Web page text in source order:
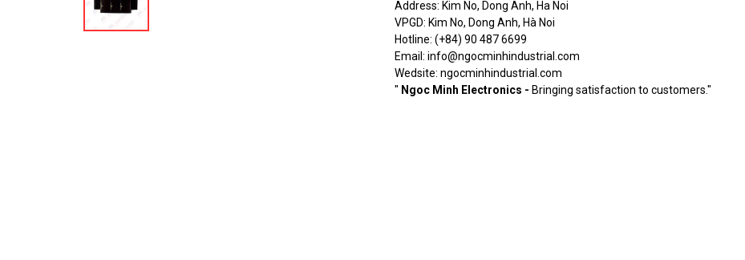
Address: Kim No, Dong Anh, Ha Noi
VPGD: Kim No, Dong Anh, Hà Noi
Hotline: (+84) 90 487 6699
Email: info@ngocminhindustrial.com
Wedsite: ngocminhindustrial.com
" Ngoc Minh Electronics - Bringing satisfaction to customers."